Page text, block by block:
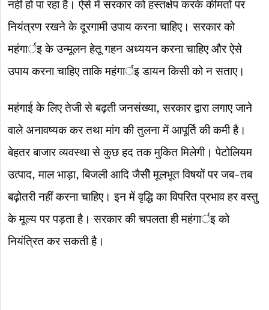
नहीं हो पा रहा है। ऐसे में सरकार को हस्तक्षेप करके कीमतों पर
नियंत्रण रखने के दूरगामी उपाय करना चाहिए। सरकार को
महंगार्इ के उन्मूलन हेतू गहन अध्ययन करना चाहिए और ऐसे
उपाय करना चाहिए ताकि महंगार्इ डायन किसी को न सताए।
महंगाई के लिए तेजी से बढ़ती जनसंख्या, सरकार द्वारा लगाए जाने
वाले अनावष्यक कर तथा मांग की तुलना में आपूर्ति की कमी है।
बेहतर बाजार व्यवस्था से कुछ हद तक मुकित मिलेगी। पेटोलियम
उत्पाद, माल भाड़ा, बिजली आदि जैसीे मूलभूत विषयों पर जब-तब
बढ़ोतरी नहीं करना चाहिए। इन में वृद्धि का विपरित प्रभाव हर वस्तु
के मूल्य पर पड़ता है। सरकार की चपलता ही महंगार्इ को
नियंत्रित कर सकती है।